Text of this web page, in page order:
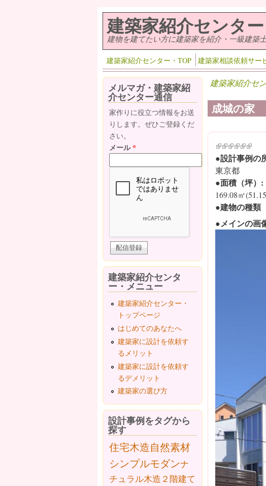
建築家紹介センター
建物を建てたい方に建築家を紹介・一級建築
建築家紹介センター・TOP 建築家相談依頼サー
建築家紹介セ
成城の家
(link is external)
(link is
(link is
(link is
(link is
(link
●設計事例の
東京都
●面積（坪）:
169.08㎡
●建物の種類
●メインの画
メルマガ・建築家紹
介センター通信
家作りに役立つ情報をお送
りします。ぜひご登録くだ
さい。
メール*
建築家紹介センタ
ー・メニュー
建築家紹介センター・
トップページ
はじめてのあなたへ
建築家に設計を依頼す
るメリット
建築家に設計を依頼す
るデメリット
建築家の選び方
設計事例をタグから
探す
住宅木造自然素材
シンプルモダンナ
チュラル木造２階建て